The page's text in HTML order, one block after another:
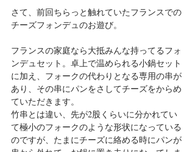
さて、前回ちらっと触れていたフランスでの
チーズフォンデュのお遊び。
フランスの家庭なら大抵みんな持ってるフォ
ンデュセット。卓上で温められる小鍋セット
に加え、フォークの代わりとなる専用の串が
あり、その串にパンをさしてチーズをからめ
ていただきます。
竹串とは違い、先が2股くらいに分かれてい
て極小のフォークのような形状になっている
のですが、たまにチーズに絡める時にパンが